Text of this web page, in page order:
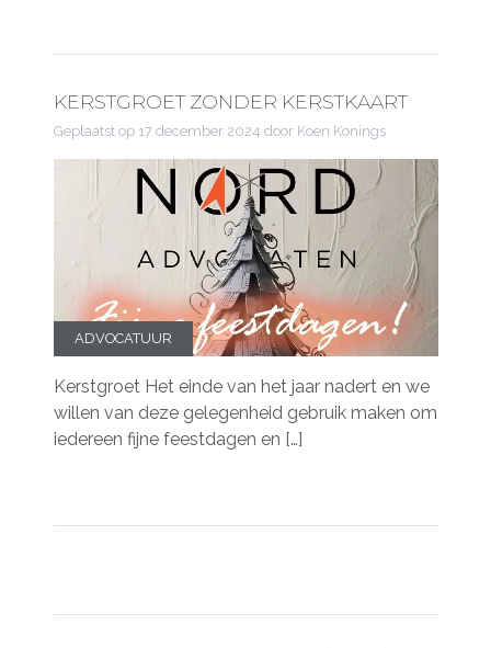
KERSTGROET ZONDER KERSTKAART
Geplaatst op 17 december 2024 door Koen Konings
ADVOCATUUR
Kerstgroet Het einde van het jaar nadert en we
willen van deze gelegenheid gebruik maken om
iedereen fijne feestdagen en […]